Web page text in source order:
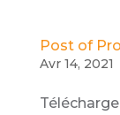
Post of
Avr 14, 2021